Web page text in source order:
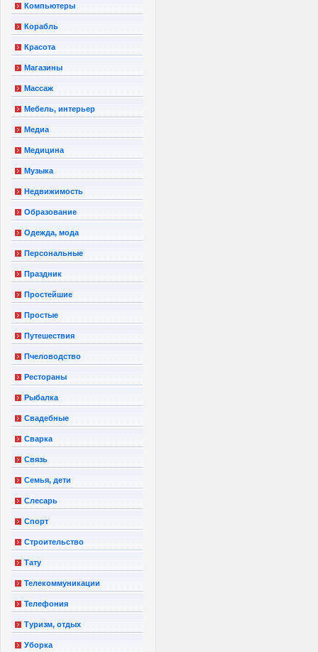
Компьютеры
Корабль
Красота
Магазины
Массаж
Мебель, интерьер
Медиа
Медицина
Музыка
Недвижимость
Образование
Одежда, мода
Персональные
Праздник
Простейшие
Простые
Путешествия
Пчеловодство
Рестораны
Рыбалка
Свадебные
Сварка
Связь
Семья, дети
Слесарь
Спорт
Строительство
Тату
Телекоммуникации
Телефония
Туризм, отдых
Уборка